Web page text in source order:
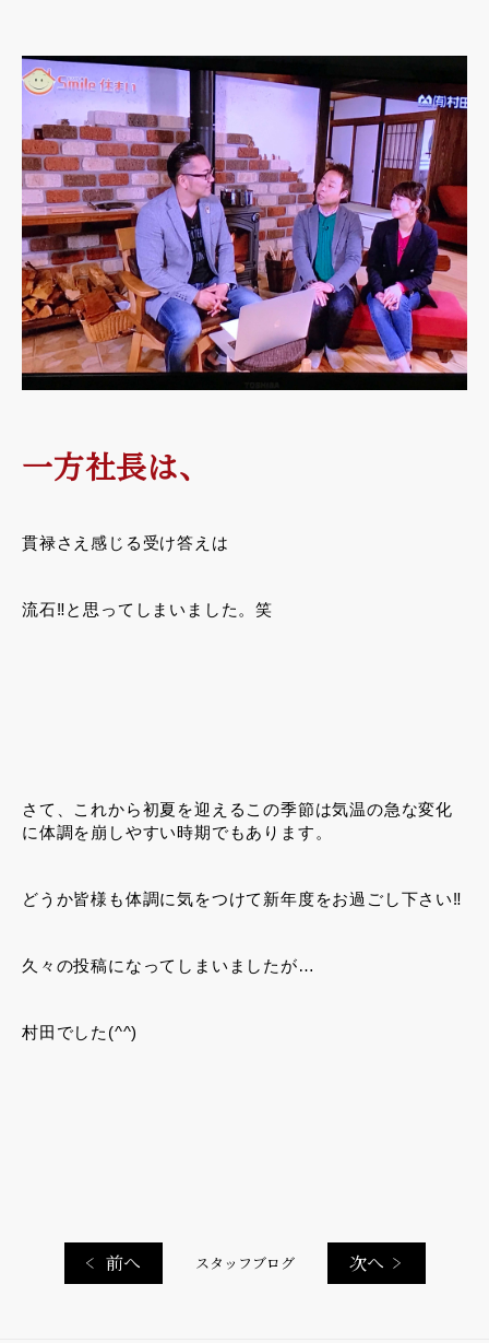
一方社長は、
貫禄さえ感じる受け答えは
流石‼︎と思ってしまいました。笑
さて、これから初夏を迎えるこの季節は気温の急な変化
に体調を崩しやすい時期でもあります。
どうか皆様も体調に気をつけて新年度をお過ごし下さい‼︎
久々の投稿になってしまいましたが…
村田でした(^^)
前へ スタッフブログ 次へ